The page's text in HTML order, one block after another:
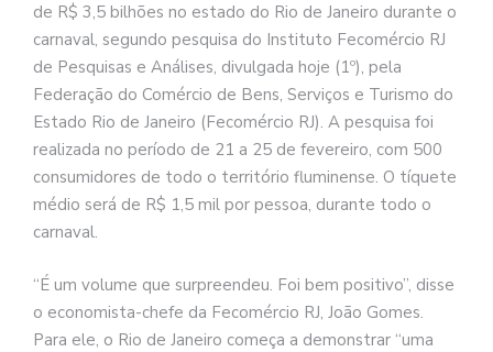
de R$ 3,5 bilhões no estado do Rio de Janeiro durante o
carnaval, segundo pesquisa do Instituto Fecomércio RJ
de Pesquisas e Análises, divulgada hoje (1º), pela
Federação do Comércio de Bens, Serviços e Turismo do
Estado Rio de Janeiro (Fecomércio RJ). A pesquisa foi
realizada no período de 21 a 25 de fevereiro, com 500
consumidores de todo o território fluminense. O tíquete
médio será de R$ 1,5 mil por pessoa, durante todo o
carnaval.
“É um volume que surpreendeu. Foi bem positivo”, disse
o economista-chefe da Fecomércio RJ, João Gomes.
Para ele, o Rio de Janeiro começa a demonstrar “uma